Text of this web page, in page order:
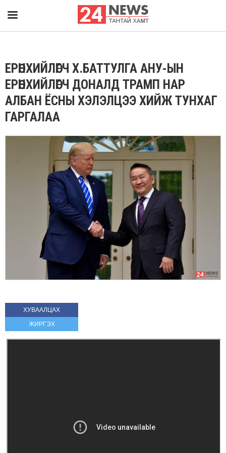
ЕРӨНХИЙЛӨГЧ Х.БАТТУЛГА АНУ-ЫН
ЕРӨНХИЙЛӨГЧ ДОНАЛД ТРАМП НАР
АЛБАН ЁСНЫ ХЭЛЭЛЦЭЭ ХИЙЖ ТУНХАГ
ГАРГАЛАА
ХУВААЛЦАХ
ЖИРГЭХ